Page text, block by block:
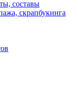
составы
скрапбукинга